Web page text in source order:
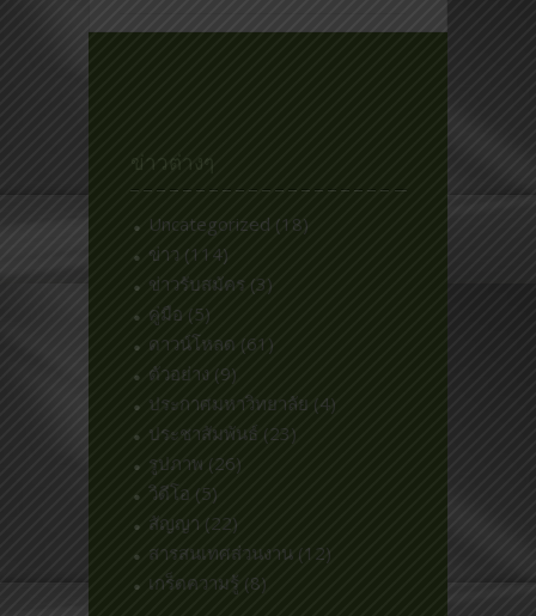
ข่าวต่างๆ
Uncategorized (18)
ข่าว (114)
ข่าวรับสมัคร (3)
คู่มือ (5)
ดาวน์โหลด (61)
ตัวอย่าง (9)
ประกาศมหาวิทยาลัย (4)
ประชาสัมพันธ์ (23)
รูปภาพ (26)
วิดีโอ (5)
สัญญา (22)
สารสนเทศส่วนงาน (12)
เกร็ดความรู้ (8)